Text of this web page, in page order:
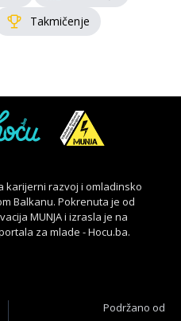
Takmičenje
karijerni razvoj i omladinsko
Balkanu. Pokrenuta je od
MUNJA i izrasla je na
za mlade - Hocu.ba.
Podržano od